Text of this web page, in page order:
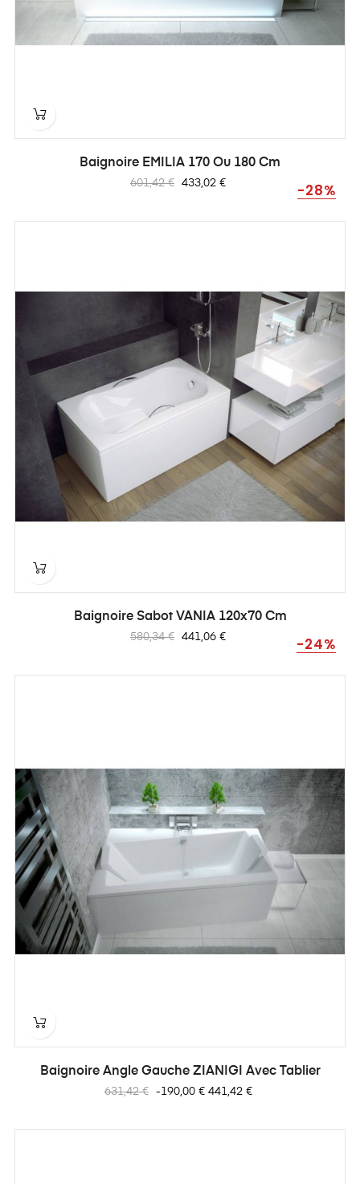
Baignoire EMILIA 170 Ou 180 Cm
Prix
601,42 € -28%
Prix
433,02 €
Baignoire Sabot VANIA 120x70 Cm
Prix
580,34 € -24%
Prix
441,06 €
Baignoire Angle Gauche ZIANIGI Avec Tablier
Prix
631,42 € -190,00 € Prix
441,42 €